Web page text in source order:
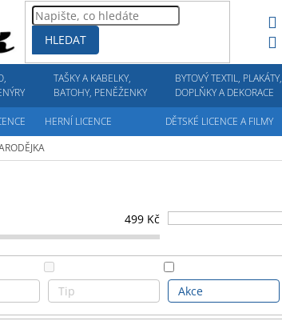
HLEDAT
TAŠKY A KABELKY,
BATOHY, PENĚŽENKY
BYTOVÝ TEXTIL, PLAKÁTY,
DOPLŇKY A DEKORACE
HERNÍ LICENCE DĚTSKÉ LICENCE A FILMY
499 Kč
Tip Akce